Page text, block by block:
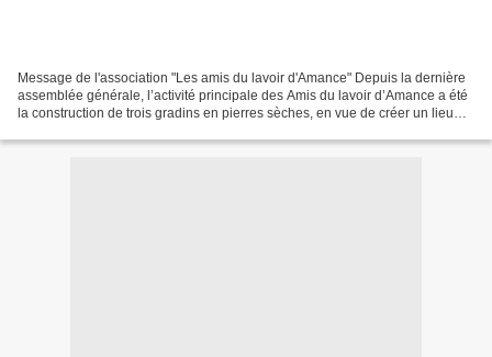
Message de l'association "Les amis du lavoir d'Amance" Depuis la dernière
assemblée générale, l’activité principale des Amis du lavoir d’Amance a été
la construction de trois gradins en pierres sèches, en vue de créer un lieu